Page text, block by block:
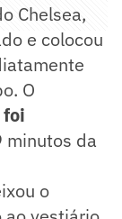
Chelsea,
e colocou
O
foi
minutos da
o